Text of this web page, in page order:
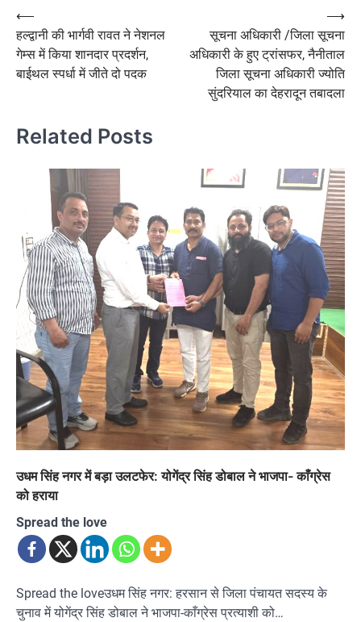
Post
navigation
⟵
हल्द्वानी की भार्गवी रावत ने नेशनल
गेम्स में किया शानदार प्रदर्शन,
बाईथल स्पर्धा में जीते दो पदक
सूचना अधिकारी /जिला सूचना
अधिकारी के हुए ट्रांसफर, नैनीताल
जिला सूचना अधिकारी ज्योति
सुंदरियाल का देहरादून तबादला
⟶
Related Posts
उधम सिंह नगर में बड़ा उलटफेर: योगेंद्र सिंह डोबाल ने भाजपा- काँग्रेस
को हराया
Spread the love
Spread the loveउधम सिंह नगर: हरसान से जिला पंचायत सदस्य के
चुनाव में योगेंद्र सिंह डोबाल ने भाजपा-काँग्रेस प्रत्याशी को…